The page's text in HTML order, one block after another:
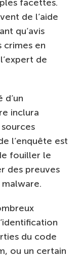
facettes.
de l’aide
qu’avis
crimes en
de
inclura
l’enquête est
fouiller le
des preuves
du code
ou un certain